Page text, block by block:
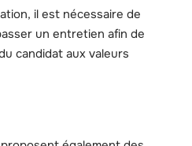
il est nécessaire de
un entretien afin de
candidat aux valeurs